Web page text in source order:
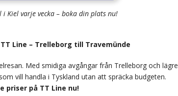
i Kiel varje vecka – boka din plats nu!
Line – Trelleborg till Travemünde
Med smidiga avgångar från Trelleborg och lägre
vill handla i Tyskland utan att spräcka budgeten.
priser på TT Line nu!